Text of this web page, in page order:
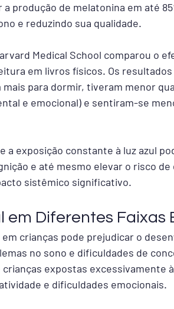
produção de melatonina em até
e reduzindo sua qualidade.
Medical School comparou o
em livros físicos. Os
para dormir, tiveram menor
e emocional) e sentiram-se
a exposição constante à luz azul
e até mesmo elevar o risco
sistêmico significativo.
em Diferentes Faixas
em crianças pode prejudicar o
no sono e dificuldades de
expostas excessivamente
e dificuldades emocionais.